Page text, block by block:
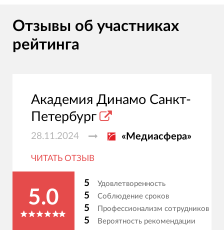
Отзывы об участниках
рейтинга
Академия Динамо Санкт-
Петербург
28.11.2024 «Медиасфера»
ЧИТАТЬ ОТЗЫВ
5.0
5 Удовлетворенность
5 Соблюдение сроков
5 Профессионализм сотрудников
5 Вероятность рекомендации